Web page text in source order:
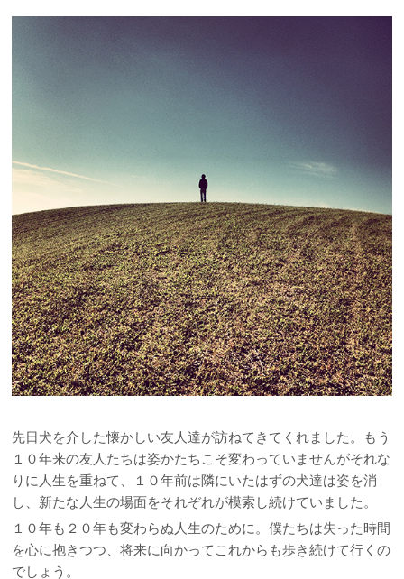
先日犬を介した懐かしい友人達が訪ねてきてくれました。もう
１０年来の友人たちは姿かたちこそ変わっていませんがそれな
りに人生を重ねて、１０年前は隣にいたはずの犬達は姿を消
し、新たな人生の場面をそれぞれが模索し続けていました。
１０年も２０年も変わらぬ人生のために。僕たちは失った時間
を心に抱きつつ、将来に向かってこれからも歩き続けて行くの
でしょう。